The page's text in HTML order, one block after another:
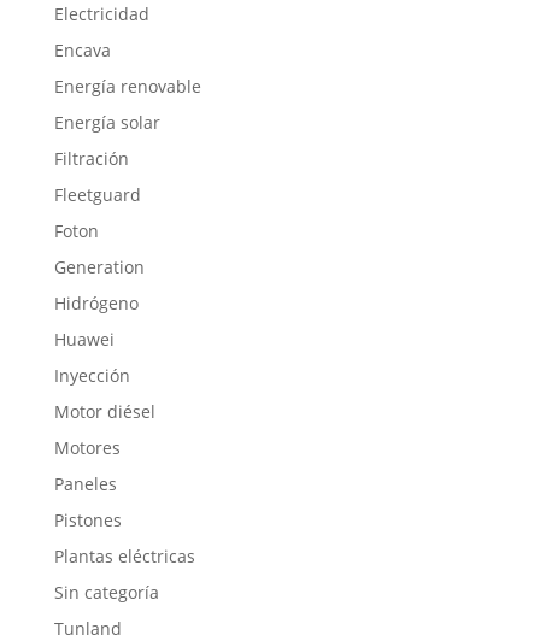
Electricidad
Encava
Energía renovable
Energía solar
Filtración
Fleetguard
Foton
Generation
Hidrógeno
Huawei
Inyección
Motor diésel
Motores
Paneles
Pistones
Plantas eléctricas
Sin categoría
Tunland